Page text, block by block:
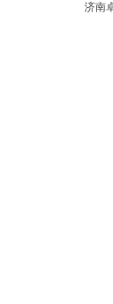
济南